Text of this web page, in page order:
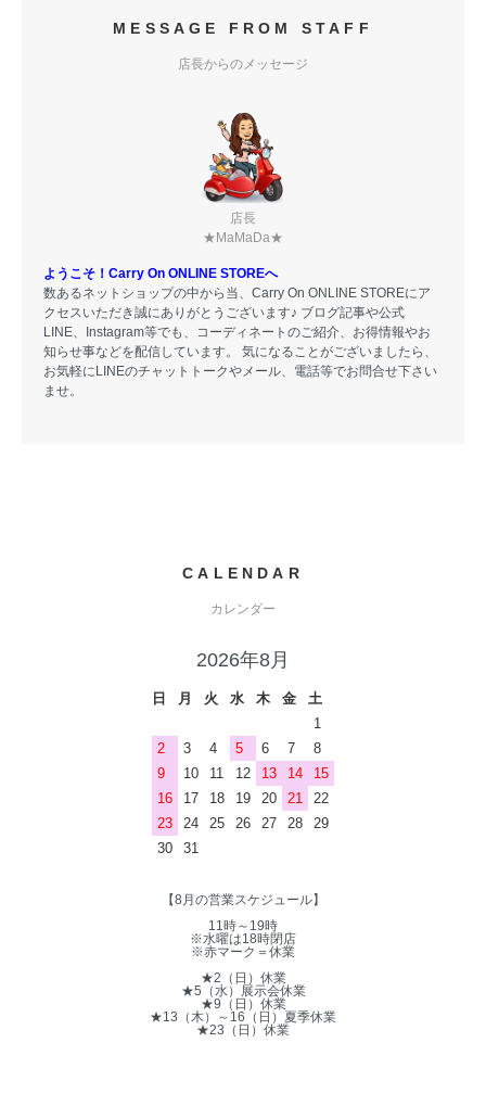
MESSAGE FROM STAFF
店長からのメッセージ
店長
★MaMaDa★
ようこそ！Carry On ONLINE STOREへ
数あるネットショップの中から当、Carry On ONLINE STOREにア
クセスいただき誠にありがとうございます♪ ブログ記事や公式
LINE、Instagram等でも、コーディネートのご紹介、お得情報やお
知らせ事などを配信しています。 気になることがございましたら、
お気軽にLINEのチャットトークやメール、電話等でお問合せ下さい
ませ。
CALENDAR
カレンダー
2026年8月
日 月 火 水 木 金
土
1
2
3 4 5 6 7
8
9
10 11 12 13 14
15
16
17 18 19 20 21
22
23
24 25 26 27 28
29
30
31
【8月の営業スケジュール】
11時～19時
※水曜は18時閉店
※赤マーク＝休業
★2（日）休業
★5（水）展示会休業
★9（日）休業
★13（木）～16（日）夏季休業
★23（日）休業